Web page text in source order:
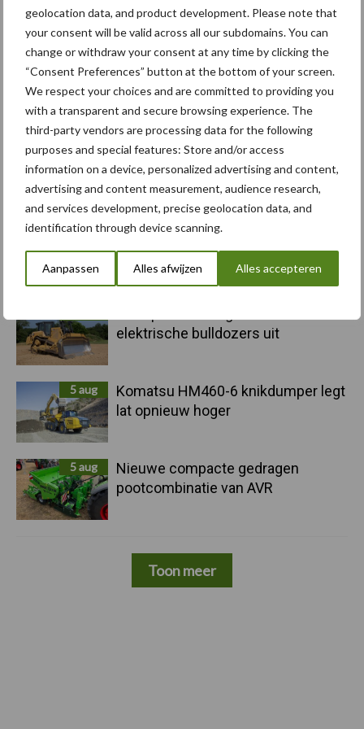
geolocation data, and product development. Please note that
your consent will be valid across all our subdomains. You can
change or withdraw your consent at any time by clicking the
“Consent Preferences” button at the bottom of your screen.
We respect your choices and are committed to providing you
with a transparent and secure browsing experience. The
third-party vendors are processing data for the following
purposes and special features: Store and/or access
information on a device, personalized advertising and content,
advertising and content measurement, audience research,
and services development, precise geolocation data, and
identification through device scanning.
Aanpassen Alles afwijzen Alles accepteren
Primaire
Sidebar
Recent nieuws Partner nieuws
6 aug
"Hoge verwachtingen van schijven
voor kouters"
5 aug
Albourgh Tyres breidt uit naar
nieuwe marktsegmenten
elektrische bulldozers uit
5 aug
Komatsu HM460-6 knikdumper legt
lat opnieuw hoger
5 aug
Nieuwe compacte gedragen
pootcombinatie van AVR
Toon meer
Toon meer